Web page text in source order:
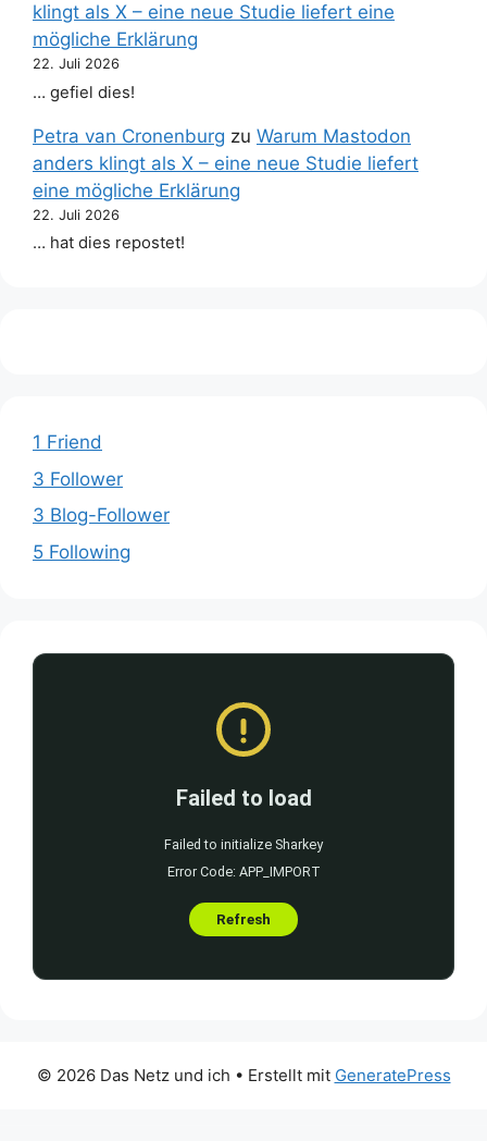
klingt als X – eine neue Studie liefert eine
mögliche Erklärung
22. Juli 2026
… gefiel dies!
Petra van Cronenburg zu Warum Mastodon
anders klingt als X – eine neue Studie liefert
eine mögliche Erklärung
22. Juli 2026
… hat dies repostet!
1 Friend
3 Follower
3 Blog-Follower
5 Following
© 2026 Das Netz und ich • Erstellt mit GeneratePress